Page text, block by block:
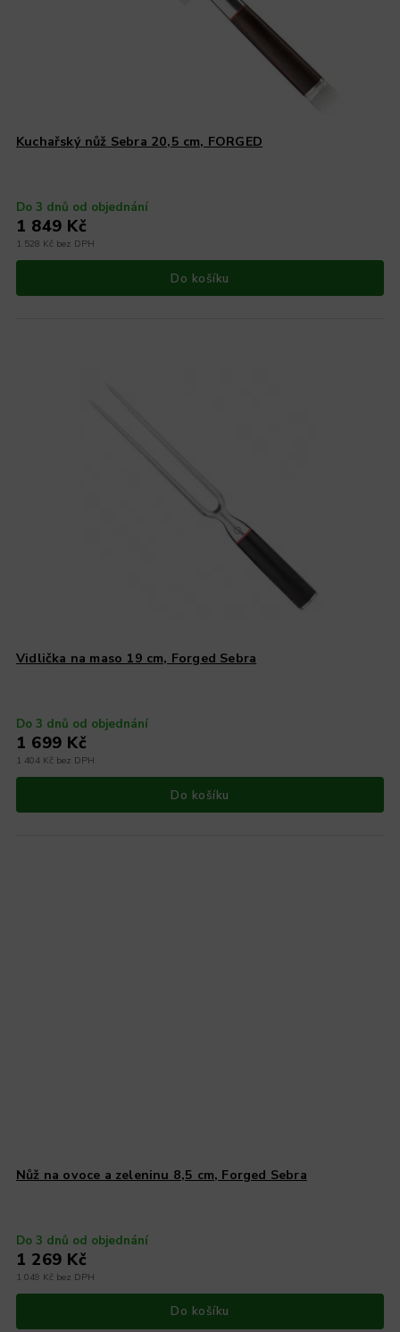
Kuchařský nůž Sebra 20,5 cm, FORGED
Do 3 dnů od objednání
1 528 Kč bez DPH
1 849 Kč
Do košíku
Vidlička na maso 19 cm, Forged Sebra
Do 3 dnů od objednání
1 404 Kč bez DPH
1 699 Kč
Do košíku
Nůž na ovoce a zeleninu 8,5 cm, Forged Sebra
Do 3 dnů od objednání
1 049 Kč bez DPH
1 269 Kč
Do košíku